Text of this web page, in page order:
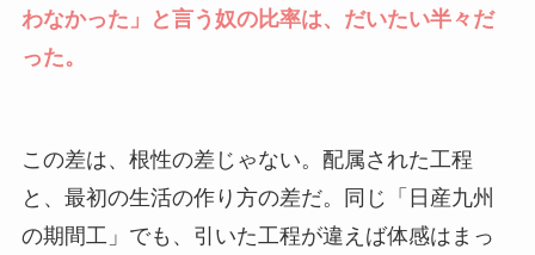
わなかった」と言う奴の比率は、だいたい半々だ
った。
この差は、根性の差じゃない。配属された工程
と、最初の生活の作り方の差だ。同じ「日産九州
の期間工」でも、引いた工程が違えば体感はまっ